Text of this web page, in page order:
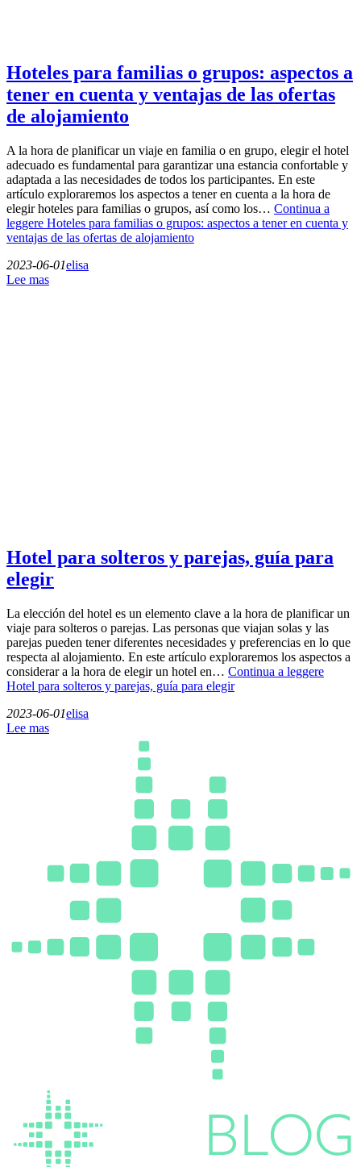
Hoteles para familias o grupos: aspectos a
tener en cuenta y ventajas de las ofertas
de alojamiento
A la hora de planificar un viaje en familia o en grupo, elegir el hotel
adecuado es fundamental para garantizar una estancia confortable y
adaptada a las necesidades de todos los participantes. En este
artículo exploraremos los aspectos a tener en cuenta a la hora de
elegir hoteles para familias o grupos, así como los… Continua a
leggere Hoteles para familias o grupos: aspectos a tener en cuenta y
ventajas de las ofertas de alojamiento
2023-06-01elisa
Lee mas
Hotel para solteros y parejas, guía para
elegir
La elección del hotel es un elemento clave a la hora de planificar un
viaje para solteros o parejas. Las personas que viajan solas y las
parejas pueden tener diferentes necesidades y preferencias en lo que
respecta al alojamiento. En este artículo exploraremos los aspectos a
considerar a la hora de elegir un hotel en… Continua a leggere
Hotel para solteros y parejas, guía para elegir
2023-06-01elisa
Lee mas